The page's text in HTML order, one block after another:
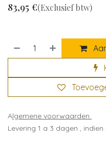
83,95 €(Exclusief btw)
Algemene voorwaarden
Levering 1 a 3 dagen ,